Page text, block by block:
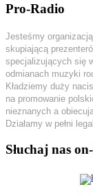
Pro-Radio
Jesteśmy
skupiającą
specjalizujących się
odmianach muzyki
Kładziemy duży
na promowanie
nieznanych a
Działamy w pełni
Słuchaj nas